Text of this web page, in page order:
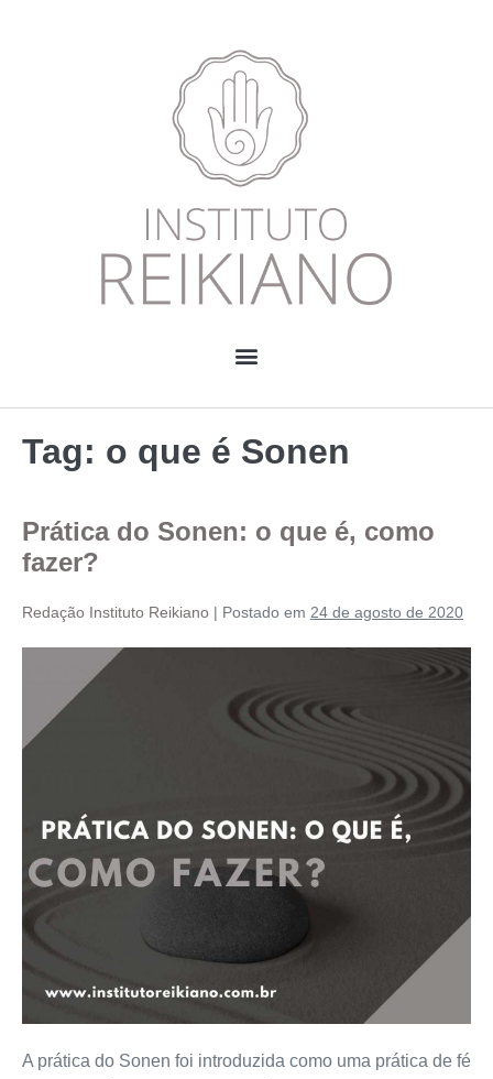
Tag: o que é Sonen
Prática do Sonen: o que é, como
fazer?
Redação Instituto Reikiano | Postado em 24 de agosto de 2020
A prática do Sonen foi introduzida como uma prática de fé